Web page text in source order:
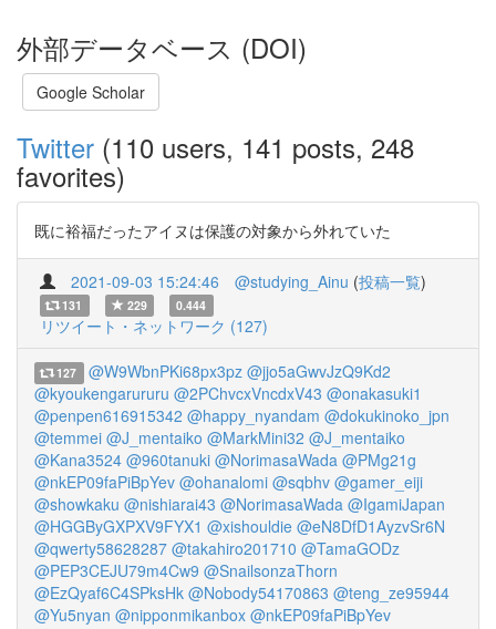
外部データベース (DOI)
Google Scholar
Twitter (110 users, 141 posts, 248
favorites)
既に裕福だったアイヌは保護の対象から外れていた
2021-09-03 15:24:46 @studying_Ainu (投稿一覧)
131 229 0.444
リツイート・ネットワーク (127)
127 @W9WbnPKi68px3pz @jjo5aGwvJzQ9Kd2
@kyoukengarururu @2PChvcxVncdxV43 @onakasuki1
@penpen616915342 @happy_nyandam @dokukinoko_jpn
@temmei @J_mentaiko @MarkMini32 @J_mentaiko
@Kana3524 @960tanuki @NorimasaWada @PMg21g
@nkEP09faPiBpYev @ohanalomi @sqbhv @gamer_eiji
@showkaku @nishiarai43 @NorimasaWada @IgamiJapan
@HGGByGXPXV9FYX1 @xishouldie @eN8DfD1AyzvSr6N
@qwerty58628287 @takahiro201710 @TamaGODz
@PEP3CEJU79m4Cw9 @SnailsonzaThorn
@EzQyaf6C4SPksHk @Nobody54170863 @teng_ze95944
@Yu5nyan @nipponmikanbox @nkEP09faPiBpYev